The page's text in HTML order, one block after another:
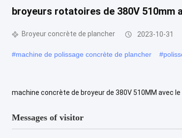
broyeurs rotatoires de 380V 510mm
Broyeur concrète de plancher 2023-10-31
#machine de polissage concrète de plancher #
machine concrète de broyeur de 380V 510MM avec
Messages of visitor